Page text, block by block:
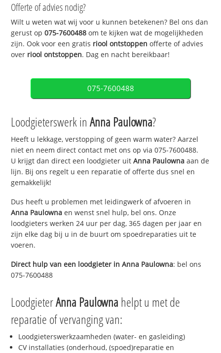
Offerte of advies nodig?
Wilt u weten wat wij voor u kunnen betekenen? Bel ons dan
gerust op075-7600488 om te kijken wat de mogelijkheden
zijn. Ook voor een gratis riool ontstoppen offerte of advies
over riool ontstoppen. Dag en nacht bereikbaar!
075-7600488
Loodgieterswerk inAnna Paulowna?
Heeft u lekkage, verstopping of geen warm water? Aarzel
niet en neem direct contact met ons op via 075-7600488.
U krijgt dan direct een loodgieter uitAnna Paulowna aan de
lijn. Bij ons regelt u een reparatie of offerte dus snel en
gemakkelijk!
Dus heeft u problemen met leidingwerk of afvoeren in
Anna Paulowna en wenst snel hulp, bel ons. Onze
loodgieters werken 24 uur per dag, 365 dagen per jaar en
zijn elke dag bij u in de buurt om spoedreparaties uit te
voeren.
Direct hulp van een loodgieter inAnna Paulowna: bel ons
075-7600488
LoodgieterAnna Paulowna helpt u met de
reparatie of vervanging van:
Loodgieterswerkzaamheden (water- en gasleiding)
CV installaties (onderhoud, (spoed)reparatie en